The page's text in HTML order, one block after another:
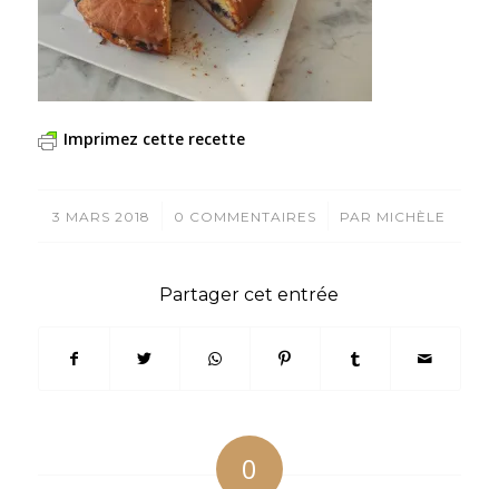
Imprimez cette recette
3 MARS 2018
/ 0 COMMENTAIRES
/ PAR MICHÈLE
Partager cet entrée
0